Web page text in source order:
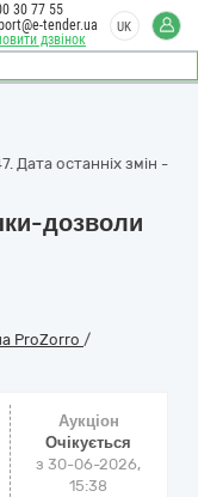
дзвінок
30 77 55
tender.ua
UK
Дата останніх змін -
дозволи
ProZorro /
Аукціон
Очікується
з30-06-2026,
15:38